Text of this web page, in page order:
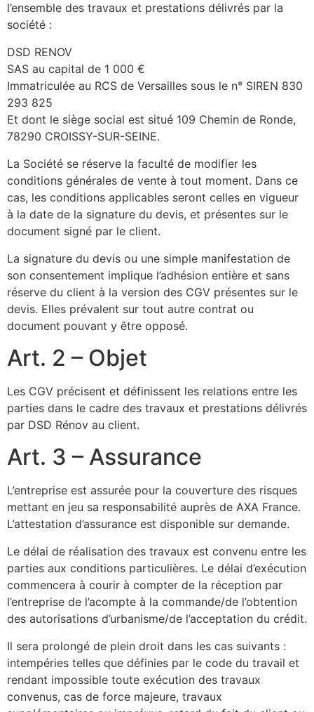
l’ensemble des travaux et prestations délivrés par la
société :
DSD RENOV
SAS au capital de 1 000 €
Immatriculée au RCS de Versailles sous le n° SIREN 830
293 825
Et dont le siège social est situé 109 Chemin de Ronde,
78290 CROISSY-SUR-SEINE.
La Société se réserve la faculté de modifier les
conditions générales de vente à tout moment. Dans ce
cas, les conditions applicables seront celles en vigueur
à la date de la signature du devis, et présentes sur le
document signé par le client.
La signature du devis ou une simple manifestation de
son consentement implique l’adhésion entière et sans
réserve du client à la version des CGV présentes sur le
devis. Elles prévalent sur tout autre contrat ou
document pouvant y être opposé.
Art. 2 – Objet
Les CGV précisent et définissent les relations entre les
parties dans le cadre des travaux et prestations délivrés
par DSD Rénov au client.
Art. 3 – Assurance
L’entreprise est assurée pour la couverture des risques
mettant en jeu sa responsabilité auprès de AXA France.
L’attestation d’assurance est disponible sur demande.
Le délai de réalisation des travaux est convenu entre les
parties aux conditions particulières. Le délai d’exécution
commencera à courir à compter de la réception par
l’entreprise de l’acompte à la commande/de l’obtention
des autorisations d’urbanisme/de l’acceptation du crédit.
Il sera prolongé de plein droit dans les cas suivants :
intempéries telles que définies par le code du travail et
rendant impossible toute exécution des travaux
convenus, cas de force majeure, travaux